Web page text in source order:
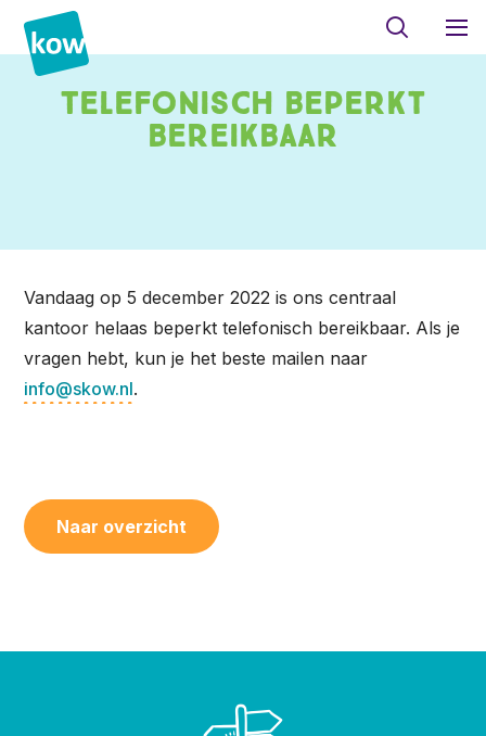
Telefonisch beperkt
bereikbaar
Vandaag op 5 december 2022 is ons centraal
kantoor helaas beperkt telefonisch bereikbaar. Als je
vragen hebt, kun je het beste mailen naar
info@skow.nl.
Naar overzicht